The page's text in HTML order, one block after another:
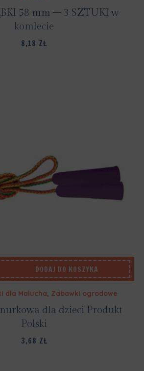
58 mm – 3 SZTUKI w
komlecie
8,18 ZŁ
DODAJ DO KOSZYKA
dla Malucha, Zabawki ogrodowe
dla dzieci Produkt
Polski
3,68 ZŁ